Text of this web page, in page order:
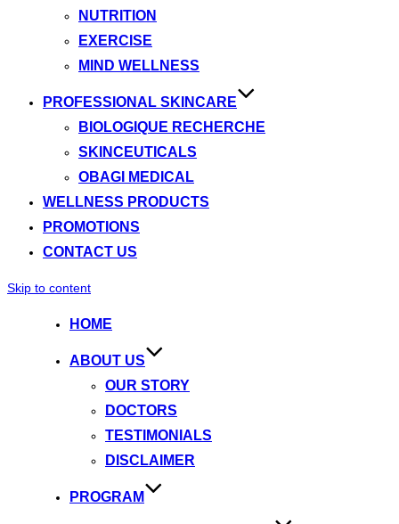
NUTRITION
EXERCISE
MIND WELLNESS
PROFESSIONAL SKINCARE
BIOLOGIQUE RECHERCHE
SKINCEUTICALS
OBAGI MEDICAL
WELLNESS PRODUCTS
PROMOTIONS
CONTACT US
Skip to content
HOME
ABOUT US
OUR STORY
DOCTORS
TESTIMONIALS
DISCLAIMER
PROGRAM